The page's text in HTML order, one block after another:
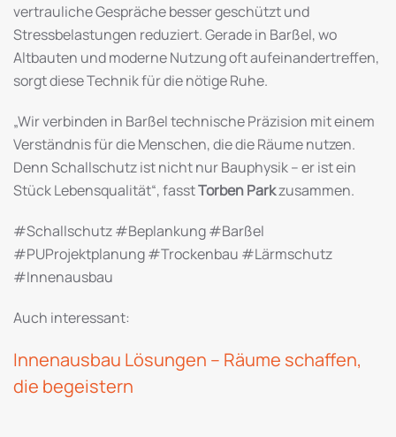
vertrauliche Gespräche besser geschützt und
Stressbelastungen reduziert. Gerade in Barßel, wo
Altbauten und moderne Nutzung oft aufeinandertreffen,
sorgt diese Technik für die nötige Ruhe.
„Wir verbinden in Barßel technische Präzision mit einem
Verständnis für die Menschen, die die Räume nutzen.
Denn Schallschutz ist nicht nur Bauphysik – er ist ein
Stück Lebensqualität“, fasstTorben Parkzusammen.
#Schallschutz #Beplankung #Barßel
#PUProjektplanung #Trockenbau #Lärmschutz
#Innenausbau
Auch interessant:
Innenausbau Lösungen – Räume schaffen,
die begeistern